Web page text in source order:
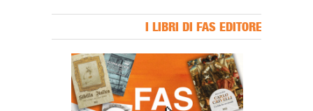
I LIBRI DI FAS EDITORE